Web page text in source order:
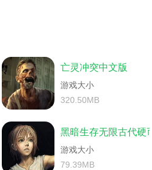
冲突世界攻略)
魔域手游亡灵完整攻略)
突与世界游戏攻略大全)
部落冲突单机箭头攻略图)
(手机游戏亡灵攻略视频)
亡灵攻略(亡灵小游戏)
涂油配方(流放之路涂油配方亡灵之约)
攻略(亡灵游戏)
手游攻略(亡灵传说之游魂)
亡灵冲突中文版
游戏大小
320.50MB
黑暗生存无限古代硬币
游戏大小
79.39MB